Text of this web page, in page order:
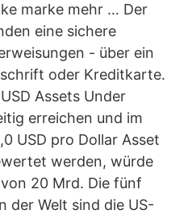
marke mehr … Der
eine sichere
- über ein
oder Kreditkarte.
Assets Under
erreichen und im
USD pro Dollar Asset
werden, würde
20 Mrd. Die fünf
der Welt sind die US-